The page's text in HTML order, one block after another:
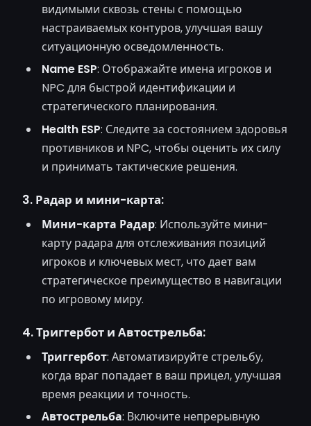
видимыми сквозь стены с помощью
настраиваемых контуров, улучшая вашу
ситуационную осведомленность.
Name ESP: Отображайте имена игроков и
NPC для быстрой идентификации и
стратегического планирования.
Health ESP: Следите за состоянием здоровья
противников и NPC, чтобы оценить их силу
и принимать тактические решения.
3. Радар и мини-карта:
Мини-карта Радар: Используйте мини-
карту радара для отслеживания позиций
игроков и ключевых мест, что дает вам
стратегическое преимущество в навигации
по игровому миру.
4. Триггербот и Автострельба:
Триггербот: Автоматизируйте стрельбу,
когда враг попадает в ваш прицел, улучшая
время реакции и точность.
Автострельба: Включите непрерывную